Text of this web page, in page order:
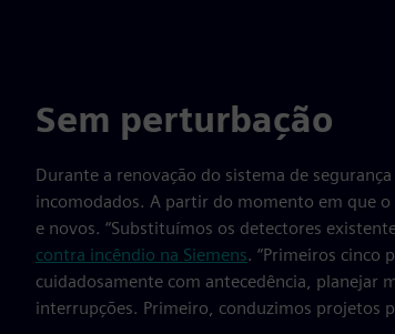
Sem perturbação
Durante a renovação do sistema de
incomodados. A partir do momento em que
e novos. “Substituímos os detectores
contra incêndio na Siemens. “Primeiros cinco
cuidadosamente com antecedência, planejar
interrupções. Primeiro, conduzimos projetos